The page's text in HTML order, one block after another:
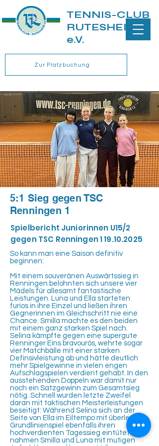
TENNIS-CLUB
RUTESHEIM
e.V.
Zur Platzbuchung
5:1 Sieg gegen TSC
Renningen 1
Spielbericht Juniorinnen U15/2
gegen TSC Renningen1 19.10.2025
So kann man eine Saison definitiv
beginnen:
Mit einem souveränen Auswärtssieg in
Renningen belohnten sich unsere vier
Mädels für allesamt fantastische
Leistungen. Luna und Ella starteten
furios in ihre Einzel und ließen ihren
Gegnerinnen im Gleichschritt nie eine
Chance. Smilla machte es den beiden
mit einem ganz starken Spiel nach.
Selina kämpfte gegen eine supergute
Renninger Eins bravourös, wehrte sogar
vier Matchbälle mit einer starken
Definsivleistung ab und hätte deutlich
mehr Spielgewinne in vielen engen
Aufschlagspielen verdient gehabt. In den
ausstehenden Doppeln war damit nur
noch ein Satzgewinn zum Gesamtsieg
nötig. Schnell wurden letzte Zweifel
daran mit taktischen Meisterleistungen
beseitigt: Während Selina sich an der
Seite von Ella im Eiltempo mit überlegtem
Grundlinienspiel ebenfalls ihren
hochverdienten Tagessieg eintütete,
nahmen Smilla und Luna mit mutigen